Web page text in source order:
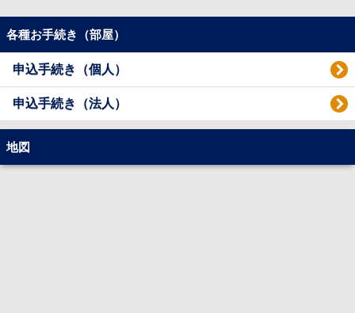
各種お手続き（部屋）
申込手続き（個人）
申込手続き（法人）
地図